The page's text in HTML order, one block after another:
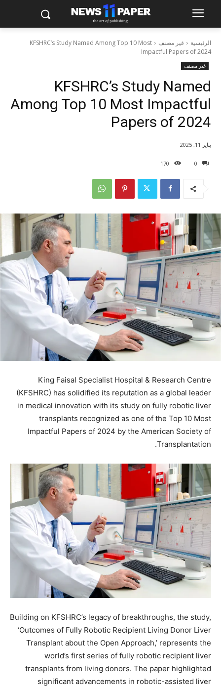
الرئيسية غير مصنف
KFSHRC’s Study Named Among Top 10 Most
Impactful Papers of 2024
غير مصنف
KFSHRC’s Study Named
Among Top 10 Most Impactful
Papers of 2024
0
170
يناير 11, 2025
King Faisal Specialist Hospital & Research Centre
(KFSHRC) has solidified its reputation as a global leader
in medical innovation with its study on fully robotic liver
transplants recognized as one of the Top 10 Most
Impactful Papers of 2024 by the American Society of
Transplantation.
Building on KFSHRC’s legacy of breakthroughs, the study,
‘Outcomes of Fully Robotic Recipient Living Donor Liver
Transplant about the Open Approach,’ represents the
world’s first series of fully robotic recipient liver
transplants from living donors. The paper highlighted
significant advancements in robotic-assisted liver